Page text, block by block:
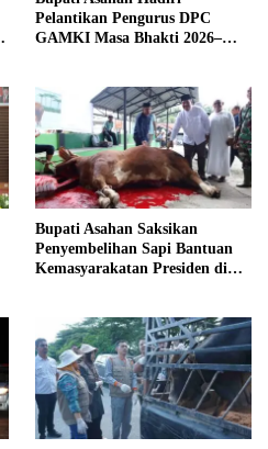
Pelantikan Pengurus DPC
GAMKI Masa Bhakti 2026–
Bupati Asahan Saksikan
Penyembelihan Sapi Bantuan
Kemasyarakatan Presiden di